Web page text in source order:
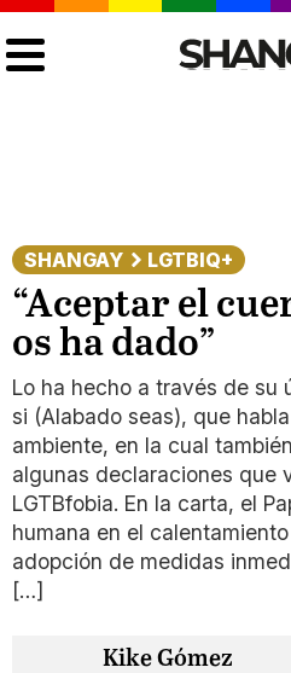
SHANGAY LGTBIQ+
“Aceptar el
os ha dado”
Lo ha hecho a través de su
si (Alabado seas), que
ambiente, en la cual
algunas declaraciones que
LGTBfobia. En la carta, el
humana en el
adopción de medidas
[…]
Kike Gómez